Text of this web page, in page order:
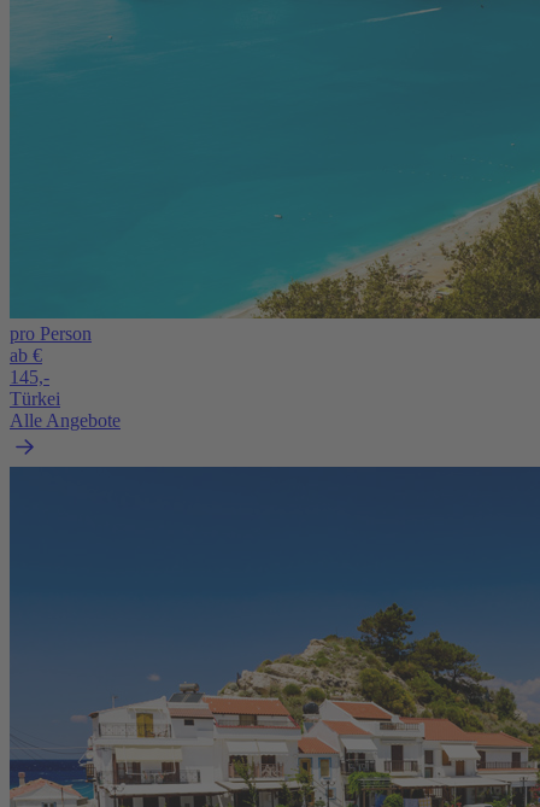
pro Person
ab €
145,-
Türkei
Alle Angebote